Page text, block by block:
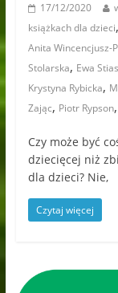
17/12/2020
książkach dla dzieci,
Anita Wincencjusz-
Stolarska, Ewa
Krystyna Rybicka,
Zając, Piotr Rypson,
Czy może być
dziecięcej niż
dla dzieci? Nie,
Czytaj więcej